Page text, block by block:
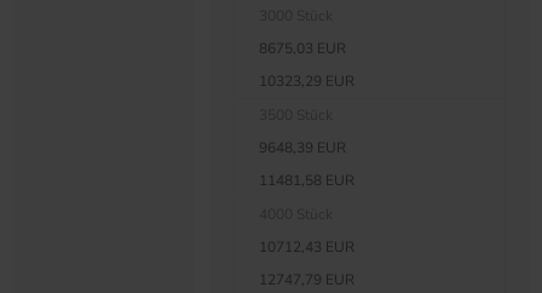
8675,03 EUR
10323,29 EUR
9648,39 EUR
11481,58 EUR
10712,43 EUR
12747,79 EUR